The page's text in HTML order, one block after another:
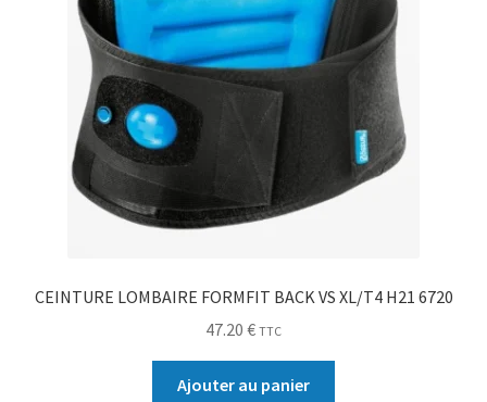
0.00 €
CEINTURE LOMBAIRE FORMFIT BACK VS XL/T4 H21 6720
47.20 € TTC
Ajouter au panier